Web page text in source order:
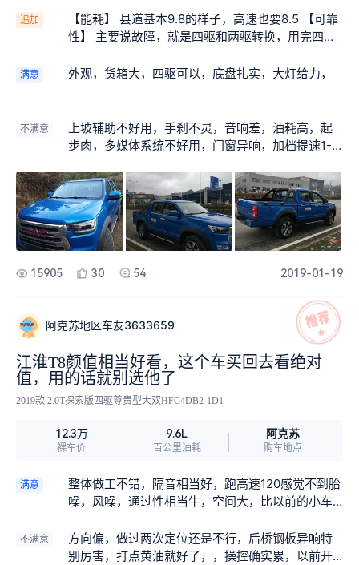
追加
【能耗】 县道基本9.8的样子，高速也要8.5 【可靠
性】 主要说故障，就是四驱和两驱转换，用完四驱
过那一点点才能真正的两驱行使，其他的目前没有
来以后esp一直亮着，现在想起来肉疼，不知道有没
有事，如果有知道的大佬回复一下我， 【配置】
0左右吧， 【有车生活】 【吐槽】 之前发布过口
碑，说的有点过分，也就是片面了，，有点对不住
各位老板，当然也被骂了，用车一年多了，说说真
实感受吧！大家一定最关心的就是这个，其实这个
配置这个价位的车还是值得的，比其他牌子同价位
还是有一定道理的，开过就知道了，外观大气不用
说，氙气大灯晚上一开就是爽！大脚配大车，油耗
是有影响，不过下烂路有劲，有次冒险四驱爬坡还
担心打滑，不过多余了，就是没有差速锁也轻松对
付了，得益于这大脚，如果有比那次还危险的路，
就是有差速锁也不去了，动力还是老样子，当初买
的时候就是为了经济性，如果对动力有要求就上2.5t
以上的吧！起步和2，3档如果拉点货是有点难受，
但是只要是2.0t柴油车都差不多，，方向机手感和阻
尼还是不错的，档位清晰，绝不是8－9万的皮卡可
比拟的，高速四驱半坡确实起不来，实话实说，车
现在没问题，以后就不知道了，在路上看见这款车
确实有点少，来吧，朋友们，各疏己见吧！
满意 外观，货箱大，四驱可以，底盘扎实，大灯给力，
不满意
上坡辅助不好用，手刹不灵，音响差，油耗高，起
步肉，多媒体系统不好用，门窗异响，加档提速1-2
靠车主猜
15905 30 54 2019-01-19
阿克苏地区车友3633659
江淮T8颜值相当好看，这个车买回去看绝对
值，用的话就别选他了
2019款 2.0T探索版四驱尊贵型大双HFC4DB2-1D1
12.3万
裸车价
9.6L
百公里油耗
阿克苏
购车地点
满意
整体做工不错，隔音相当好，跑高速120感觉不到胎
噪，风噪，通过性相当牛，空间大，比以前的小车
觉，看电视都没问题，左右踏板都是铁的，后保险
杠也是铁的，非常实用
不满意
方向偏，做过两次定位还是不行，后桥钢板异响特
别厉害，打点黄油就好了，，操控确实累，以前开